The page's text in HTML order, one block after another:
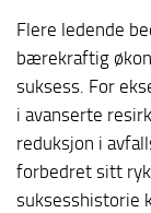
Flere ledende
bærekraftig
suksess. For
i avanserte
reduksjon i
forbedret sitt
suksesshistorie